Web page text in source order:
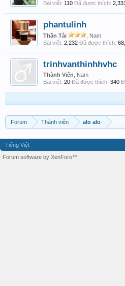
Bài viết: 110 Đã được thích: 2,331
phantulinh
Thần Tài
, Nam
Bài viết: 2,232 Đã được thích:
trinhvanthinhhvhc
Thành Viên , Nam
Bài viết: 20 Đã được thích: 340
Forum Thành viên alo alo
Tiếng Việt
Forum software by XenForo™